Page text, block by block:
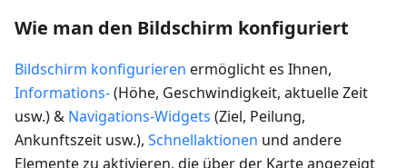
Wie man den Bildschirm konfiguriert
Bildschirm konfigurieren ermöglicht es Ihnen,
Informations-(Höhe, Geschwindigkeit, aktuelle Zeit
usw.) & Navigations-Widgets (Ziel, Peilung,
Ankunftszeit usw.), Schnellaktionen und andere
Elemente zu aktivieren, die über der Karte angezeigt